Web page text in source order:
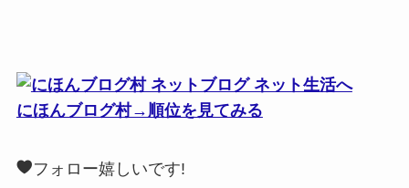
にほんブログ村→順位を見てみる
フォロー嬉しいです!